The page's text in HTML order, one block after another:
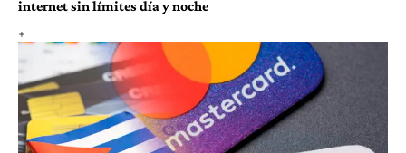
internet sin límites día y noche